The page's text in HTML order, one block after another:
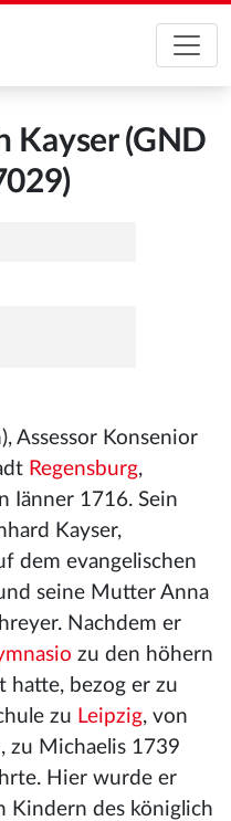
Kayser (GND
Assessor Konsenior
Regensburg,
Iänner 1716. Sein
Kayser,
dem evangelischen
seine Mutter Anna
Nachdem er
zu den höhern
hatte, bezog er zu
zu Leipzig, von
zu Michaelis 1739
Hier wurde er
Kindern des königlich